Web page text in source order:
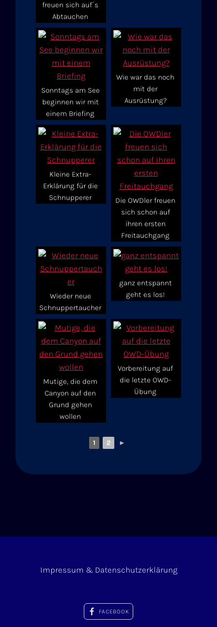
freuen sich auf´s
Abtauchen
Sonntags am See
beginnen wir mit
einem Briefing
Wie war das noch
mit der
Ausrüstung?
Kleine Extra-
Erklärung für die
Schnupperer
Die OWDler freuen
sich schon auf
ihren ersten
Freitauchgang
Wieder neue
Schnuppertaucher
ganz entspannt
geht es los!
Mutige, die dem
Canyon auf den
Grund gehen
wollen
Vorbereitung auf
die letzte OWD-
Übung
1 2 ►
Impressum & Datenschutzerklärung
FACEBOOK